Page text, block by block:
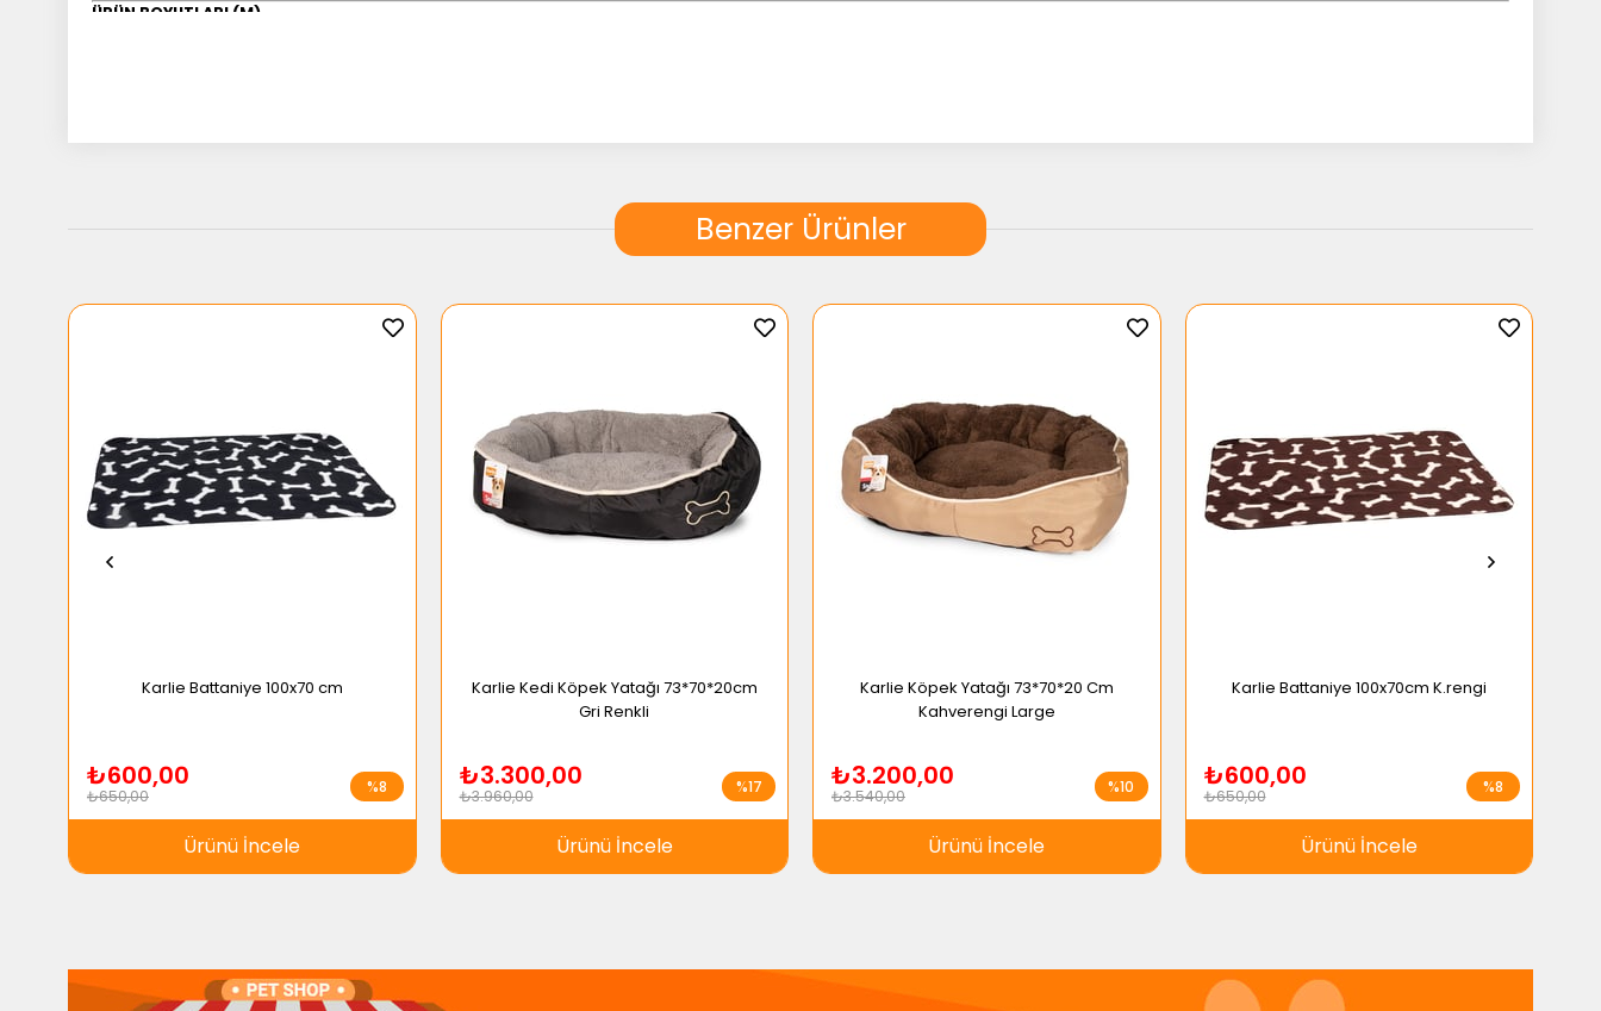
ÜRÜN BOYUTLARI (M)
M-PETS Warm Hug Yatak, köpeğinize konforlu, güvenli ve hijyenik bir uyku deneyimi sunar.
Benzer Ürünler
Karlie Battaniye 100x70 cm
₺600,00
₺650,00
Ürünü İncele
%8
Karlie Kedi Köpek Yatağı 73*70*20cm
Gri Renkli
₺3.300,00
₺3.960,00
Ürünü İncele
%17
Karlie Köpek Yatağı 73*70*20 Cm
Kahverengi Large
₺3.200,00
₺3.540,00
Ürünü İncele
%10
Karlie Battaniye 100x70cm K.rengi
₺600,00
₺650,00
Ürünü İncele
%8